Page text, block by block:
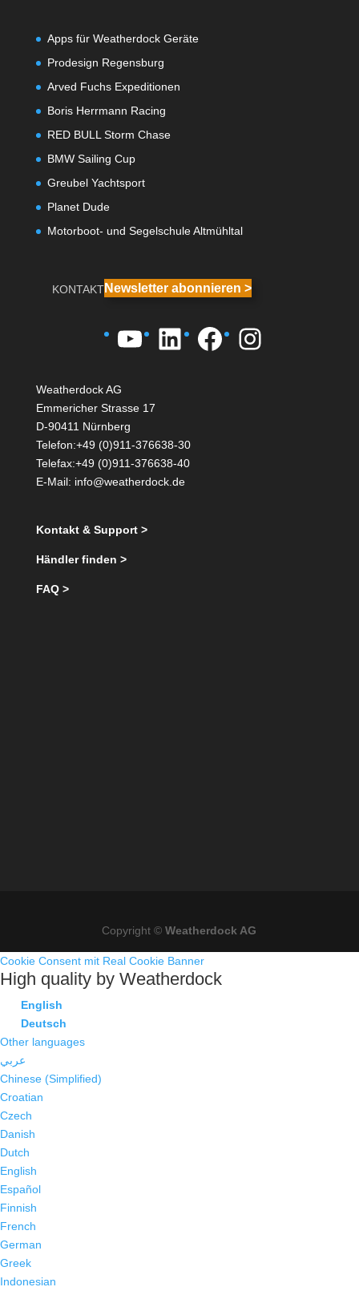
Apps für Weatherdock Geräte
Prodesign Regensburg
Arved Fuchs Expeditionen
Boris Herrmann Racing
RED BULL Storm Chase
BMW Sailing Cup
Greubel Yachtsport
Planet Dude
Motorboot- und Segelschule Altmühltal
KONTAKTNewsletter abonnieren >
YouTube
LinkedIn
Facebook
Weatherdock AG
Emmericher Strasse 17
D-90411 Nürnberg
Telefon:+49 (0)911-376638-30
Telefax:+49 (0)911-376638-40
E-Mail: info@weatherdock.de
Kontakt & Support >
Händler finden >
FAQ >
Copyright ©Weatherdock AG
Cookie Consent mit Real Cookie Banner
High quality by Weatherdock
English
Deutsch
Other languages
عربي
Chinese (Simplified)
Croatian
Czech
Danish
Dutch
English
Español
Finnish
French
German
Greek
Indonesian